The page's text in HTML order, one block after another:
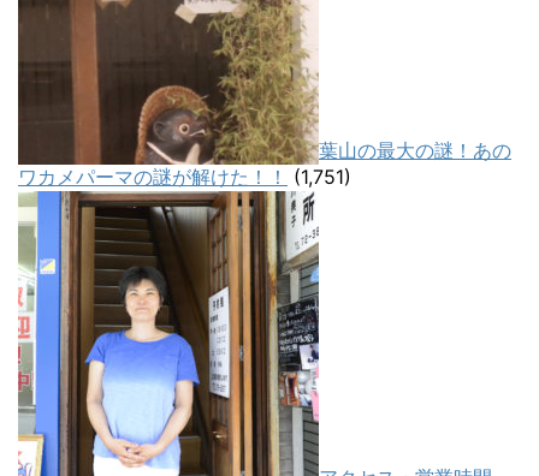
葉山の最大の謎！あの
ワカメパーマの謎が解けた！！
(1,751)